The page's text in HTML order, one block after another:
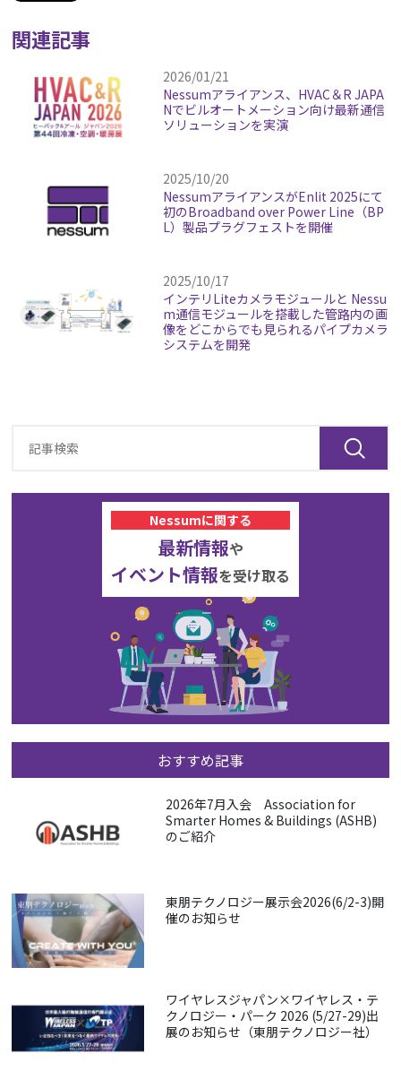
関連記事
2026/01/21
Nessumアライアンス、HVAC＆R JAPA
Nでビルオートメーション向け最新通信
ソリューションを実演
2025/10/20
NessumアライアンスがEnlit 2025にて
初のBroadband over Power Line（BP
L）製品プラグフェストを開催
2025/10/17
インテリLiteカメラモジュールと Nessu
m通信モジュールを搭載した管路内の画
像をどこからでも見られるパイプカメラ
システムを開発
Nessumに関する
最新情報や
イベント情報を受け取る
おすすめ記事
2026年7月入会 Association for
Smarter Homes & Buildings (ASHB)
のご紹介
東朋テクノロジー展示会2026(6/2-3)開
催のお知らせ
ワイヤレスジャパン×ワイヤレス・テ
クノロジー・パーク 2026 (5/27-29)出
展のお知らせ（東朋テクノロジー社）